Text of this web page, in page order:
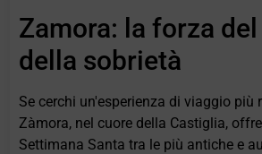
Zamora: la forza
della sobrietà
Se cerchi un'esperienza di viaggio più
Zàmora, nel cuore della Castiglia,
Settimana Santa tra le più antiche e